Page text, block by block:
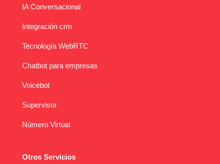
IA Conversacional
Integración crm
Tecnología WebRTC
Chatbot para empresas
Voicebot
Supervisor
Número Virtual
Otros Servicios